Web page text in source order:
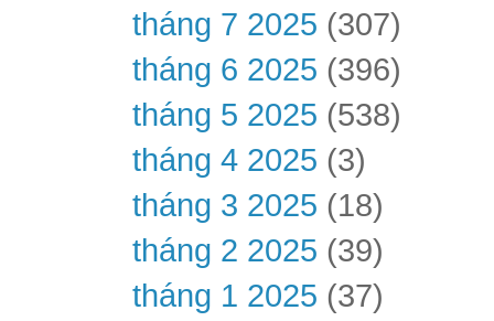
tháng 7 2025 (307)
tháng 6 2025 (396)
tháng 5 2025 (538)
tháng 4 2025 (3)
tháng 3 2025 (18)
tháng 2 2025 (39)
tháng 1 2025 (37)